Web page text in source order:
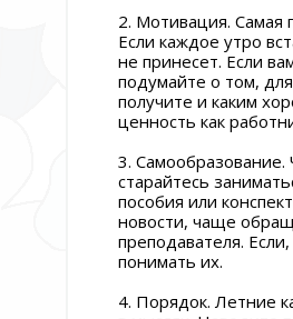
2. Мотивация. Самая
Если каждое утро
не принесет. Если
подумайте о том,
получите и каким
ценность как
3.
старайтесь
пособия или
новости, чаще
преподавателя.
понимать их.
4. Порядок. Летние